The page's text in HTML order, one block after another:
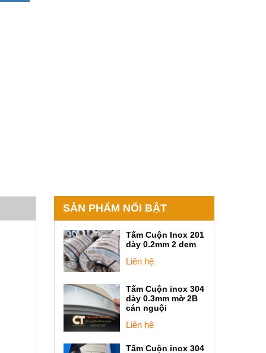
SẢN PHẨM NỔI BẬT
Tấm Cuộn Inox 201
dày 0.2mm 2 dem
Liên hệ
Tấm Cuộn inox 304
dày 0.3mm mờ 2B
cán nguội
Liên hệ
Tấm Cuộn inox 304